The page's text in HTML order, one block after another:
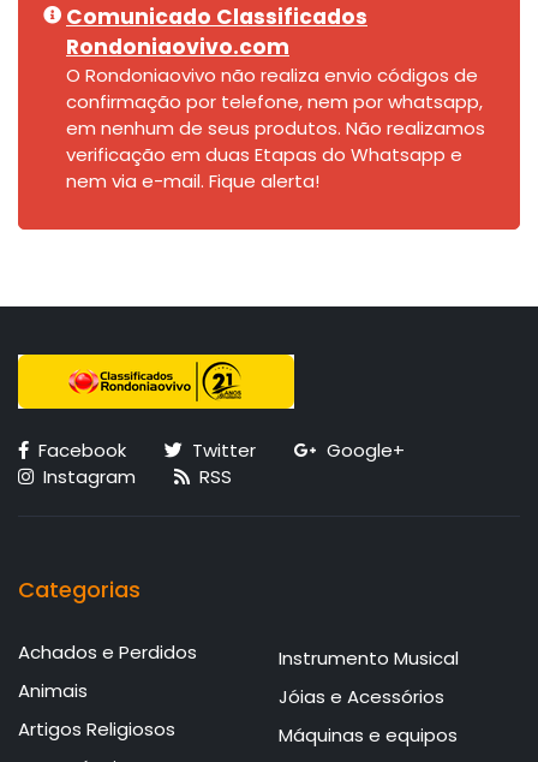
Comunicado Classificados
Rondoniaovivo.com
O Rondoniaovivo não realiza envio códigos de
confirmação por telefone, nem por whatsapp,
em nenhum de seus produtos. Não realizamos
verificação em duas Etapas do Whatsapp e
nem via e-mail. Fique alerta!
Facebook Twitter
Google+
Instagram
RSS
Categorias
Achados e Perdidos
Animais
Artigos Religiosos
Instrumento Musical
Jóias e Acessórios
Máquinas e equipos